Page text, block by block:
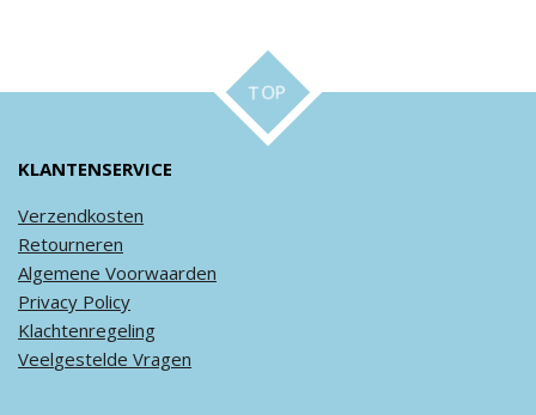
TOP
KLANTENSERVICE
Verzendkosten
Retourneren
Algemene Voorwaarden
Privacy Policy
Klachtenregeling
Veelgestelde Vragen